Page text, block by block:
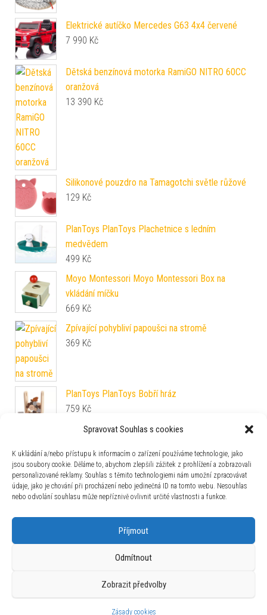
Spravovat Souhlas s cookies
K ukládání a/nebo přístupu k informacím o zařízení používáme technologie, jako
jsou soubory cookie. Děláme to, abychom zlepšili zážitek z prohlížení a zobrazovali
personalizované reklamy. Souhlas s těmito technologiemi nám umožní zpracovávat
údaje, jako je chování při procházení nebo jedinečná ID na tomto webu. Nesouhlas
nebo odvolání souhlasu může nepříznivě ovlivnit určité vlastnosti a funkce.
Příjmout
Odmítnout
Zobrazit předvolby
Zásady cookies
Elektrické autíčko Mercedes G63 4x4 červené
7 990 Kč
Dětská benzínová motorka RamiGO NITRO 60CC
oranžová
13 390 Kč
Silikonové pouzdro na Tamagotchi světle růžové
129 Kč
PlanToys PlanToys Plachetnice s ledním
medvědem
499 Kč
Moyo Montessori Moyo Montessori Box na
vkládání míčku
669 Kč
Zpívající pohybliví papoušci na stromě
369 Kč
PlanToys PlanToys Bobří hráz
759 Kč
s rolničkou
379Kč
Používáme WordPress (v češtině).|Šablona: Bulk Shop